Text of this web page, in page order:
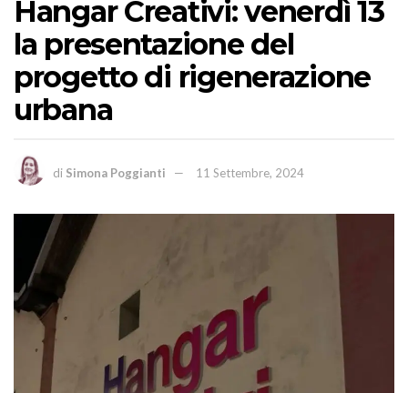
Hangar Creativi: venerdì 13
la presentazione del
progetto di rigenerazione
urbana
di Simona Poggianti 11 Settembre, 2024